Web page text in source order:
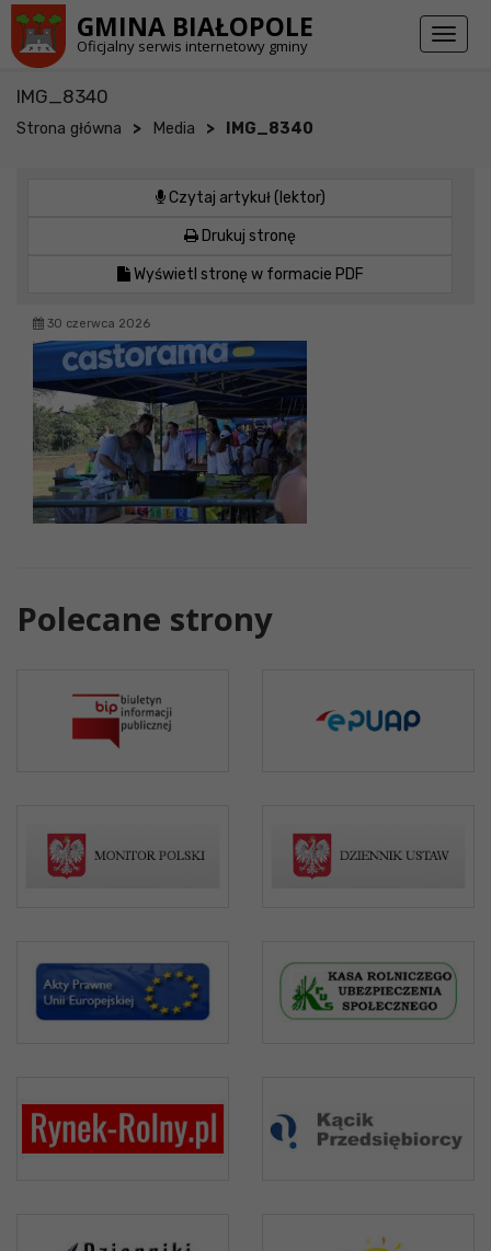
GMINA BIAŁOPOLE
Oficjalny serwis internetowy gminy
Toggle
IMG_8340
Strona główna > Media > IMG_8340
Czytaj artykuł (lektor)
Drukuj stronę
Wyświetl stronę w formacie PDF
30 czerwca 2026
Polecane strony